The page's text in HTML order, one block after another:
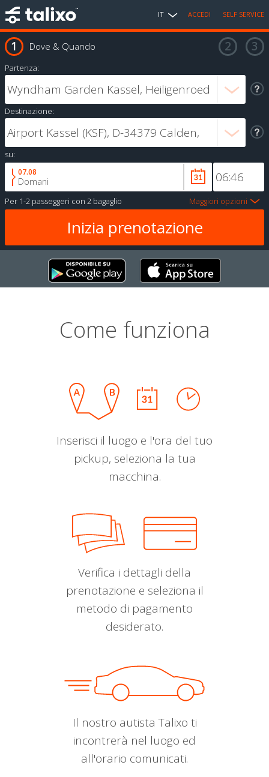
IT ACCEDI SELF SERVICE
Dove & Quando
Partenza:
Destinazione:
su:
07.08
Domani
Per 1-2 passeggeri con 2 bagaglio Maggiori opzioni
Come funziona
Inserisci il luogo e l'ora del tuo
pickup, seleziona la tua
macchina.
Verifica i dettagli della
prenotazione e seleziona il
metodo di pagamento
desiderato.
Il nostro autista Talixo ti
incontrerà nel luogo ed
all'orario comunicati.